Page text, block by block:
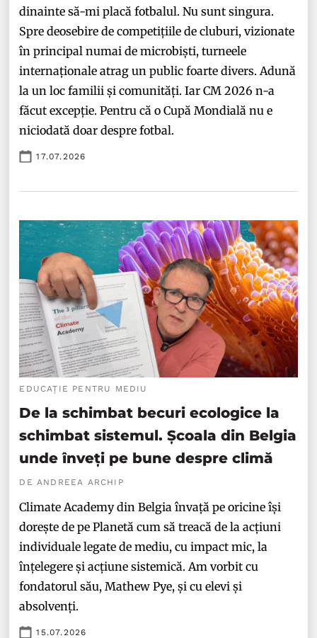
dinainte să-mi placă fotbalul. Nu sunt singura.
Spre deosebire de competițiile de cluburi, vizionate
în principal numai de microbiști, turneele
internaționale atrag un public foarte divers. Adună
la un loc familii și comunități. Iar CM 2026 n-a
făcut excepție. Pentru că o Cupă Mondială nu e
niciodată doar despre fotbal.
17.07.2026
EDUCAȚIE PENTRU MEDIU
De la schimbat becuri ecologice la
schimbat sistemul. Școala din Belgia
unde înveți pe bune despre climă
DE ANDREEA ARCHIP
Climate Academy din Belgia învață pe oricine își
dorește de pe Planetă cum să treacă de la acțiuni
individuale legate de mediu, cu impact mic, la
înțelegere și acțiune sistemică. Am vorbit cu
fondatorul său, Mathew Pye, și cu elevi și
absolvenți.
15.07.2026